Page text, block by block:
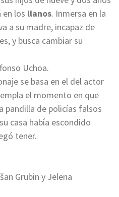
en los llanos. Inmersa en la
a su madre, incapaz de
y busca cambiar su
Uchoa.
se basa en el del actor
el momento en que
pandilla de policías falsos
casa había escondido
tener.
Grubin y Jelena